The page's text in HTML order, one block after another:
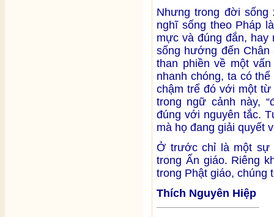
Nhưng trong đời
nghĩ sống theo Pháp
mực và đúng đắn, hay
sống hướng đến
than phiền về một
nhanh chóng, ta có
chậm trể đó với một từ
trong ngữ cảnh này,
đúng với nguyên tắc.
mà họ đang giải quyết
Ở trước chỉ là một sự
trong Ấn giáo. Riêng
trong Phật giáo, chúng
Thích Nguyên Hiệp